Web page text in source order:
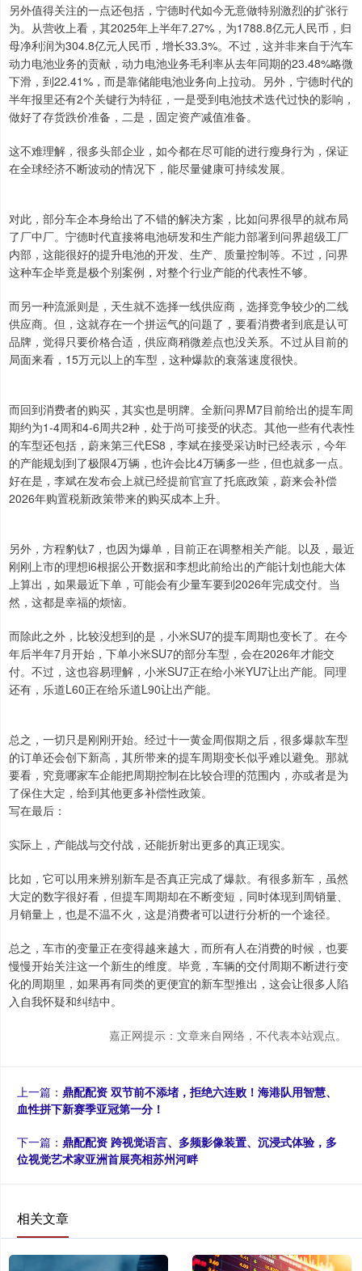
另外值得关注的一点还包括，宁德时代如今无意做特别激烈的扩张行
为。从营收上看，其2025年上半年7.27%，为1788.8亿元人民币，归
母净利润为304.8亿元人民币，增长33.3%。不过，这并非来自于汽车
动力电池业务的贡献，动力电池业务毛利率从去年同期的23.48%略微
下滑，到22.41%，而是靠储能电池业务向上拉动。另外，宁德时代的
半年报里还有2个关键行为特征，一是受到电池技术迭代过快的影响，
做好了存货跌价准备，二是，固定资产减值准备。
这不难理解，很多头部企业，如今都在尽可能的进行瘦身行为，保证
在全球经济不断波动的情况下，能尽量健康可持续发展。
对此，部分车企本身给出了不错的解决方案，比如问界很早的就布局
了厂中厂。宁德时代直接将电池研发和生产能力部署到问界超级工厂
内部，这能很好的提升电池的开发、生产、质量控制等。不过，问界
这种车企毕竟是极个别案例，对整个行业产能的代表性不够。
而另一种流派则是，天生就不选择一线供应商，选择竞争较少的二线
供应商。但，这就存在一个拼运气的问题了，要看消费者到底是认可
品牌，觉得只要价格合适，供应商稍微差点也没关系。不过从目前的
局面来看，15万元以上的车型，这种爆款的衰落速度很快。
而回到消费者的购买，其实也是明牌。全新问界M7目前给出的提车周
期约为1-4周和4-6周共2种，处于尚可接受的状态。其他一些有代表性
的车型还包括，蔚来第三代ES8，李斌在接受采访时已经表示，今年
的产能规划到了极限4万辆，也许会比4万辆多一些，但也就多一点。
好在是，李斌在发布会上就已经提前官宣了托底政策，蔚来会补偿
2026年购置税新政策带来的购买成本上升。
另外，方程豹钛7，也因为爆单，目前正在调整相关产能。以及，最近
刚刚上市的理想i6根据公开数据和李想此前给出的产能计划也能大体
上算出，如果最近下单，可能会有少量车要到2026年完成交付。当
然，这都是幸福的烦恼。
而除此之外，比较没想到的是，小米SU7的提车周期也变长了。在今
年后半年7月开始，下单小米SU7的部分车型，会在2026年才能交
付。不过，这也容易理解，小米SU7正在给小米YU7让出产能。同理
还有，乐道L60正在给乐道L90让出产能。
总之，一切只是刚刚开始。经过十一黄金周假期之后，很多爆款车型
的订单还会创下新高，其所带来的提车周期变长似乎难以避免。那就
要看，究竟哪家车企能把周期控制在比较合理的范围内，亦或者是为
了保住大定，给到其他更多补偿性政策。
写在最后：
实际上，产能战与交付战，还能折射出更多的真正现实。
比如，它可以用来辨别新车是否真正完成了爆款。有很多新车，虽然
大定的数字很好看，但提车周期却在不断变短，同时体现到周销量、
月销量上，也是不温不火，这是消费者可以进行分析的一个途径。
总之，车市的变量正在变得越来越大，而所有人在消费的时候，也要
慢慢开始关注这一个新生的维度。毕竟，车辆的交付周期不断进行变
化的周期里，如果再有同类的更便宜的新车型推出，这会让很多人陷
入自我怀疑和纠结中。
嘉正网提示：文章来自网络，不代表本站观点。
上一篇： 鼎配配资 双节前不添堵，拒绝六连败！海港队用智慧、
血性拼下新赛季亚冠第一分！
下一篇： 鼎配配资 跨视觉语言、多频影像装置、沉浸式体验，多
位视觉艺术家亚洲首展亮相苏州河畔
相关文章